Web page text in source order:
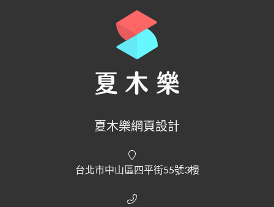
夏木樂網頁設計
台北市中山區四平街55號3樓